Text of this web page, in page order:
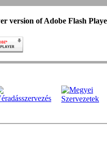
version of Adobe Flash